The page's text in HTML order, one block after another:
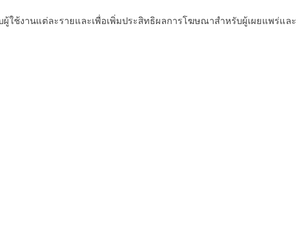
ช้งานแต่ละรายและเพื่อเพิ่มประสิทธิผลการโฆษณาสำหรับผู้เผยแพร่และ